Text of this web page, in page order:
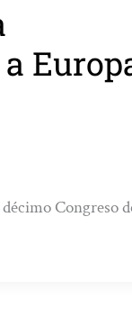
Congreso